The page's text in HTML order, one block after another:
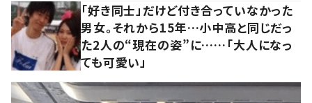
「好き同士」だけど付き合っていなかった
男女。それから15年…小中高と同じだっ
た2人の“現在の姿”に……「大人になっ
ても可愛い」